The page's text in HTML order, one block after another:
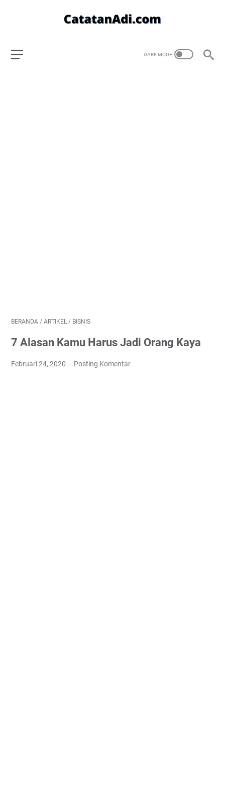
BERANDA / ARTIKEL / BISNIS
7 Alasan Kamu Harus Jadi Orang Kaya
Februari 24, 2020 Posting Komentar